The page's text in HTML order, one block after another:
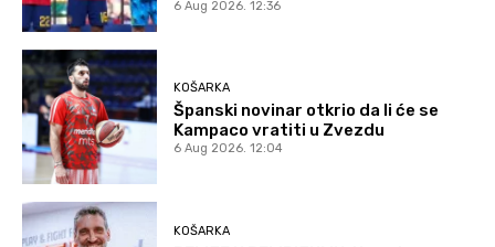
6 Aug 2026. 12:36
KOŠARKA
Španski novinar otkrio da li će se
Kampaco vratiti u Zvezdu
6 Aug 2026. 12:04
KOŠARKA